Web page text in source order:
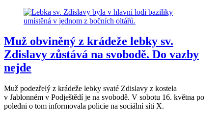
Muž obviněný z krádeže lebky sv.
Zdislavy zůstává na svobodě. Do vazby
nejde
Muž podezřelý z krádeže lebky svaté Zdislavy z kostela
v Jablonném v Podještědí je na svobodě. V sobotu 16. května po
poledni o tom informovala policie na sociální síti X.